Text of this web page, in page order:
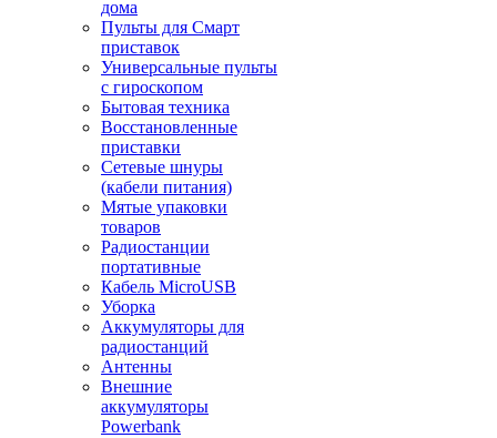
дома
Пульты для Смарт
приставок
Универсальные пульты
с гироскопом
Бытовая техника
Восстановленные
приставки
Сетевые шнуры
(кабели питания)
Мятые упаковки
товаров
Радиостанции
портативные
Кабель MicroUSB
Уборка
Аккумуляторы для
радиостанций
Антенны
Внешние
аккумуляторы
Powerbank